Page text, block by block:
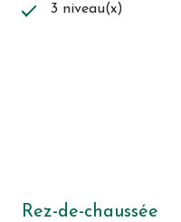
3 niveau(x)
Rez-de-chaussée